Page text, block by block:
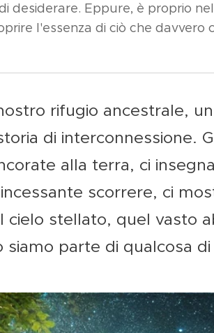
desiderare. Eppure, è proprio
l'essenza di ciò che davvero
rifugio ancestrale,
di interconnessione.
alla terra, ci
scorrere, ci
cielo stellato, quel vasto
siamo parte di qualcosa